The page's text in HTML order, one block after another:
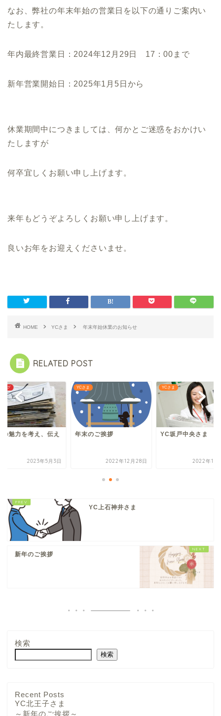
なお、弊社の年末年始の営業日を以下の通りご案内い
たします。
年内最終営業日：2024年12月29日 17：00まで
新年営業開始日：2025年1月5日から
休業期間中につきましては、何かとご迷惑をおかけい
たしますが
何卒宜しくお願い申し上げます。
来年もどうぞよろしくお願い申し上げます。
良いお年をお迎えくださいませ。
HOME YCさま 年末年始休業のお知らせ
RELATED POST
ログ
の魅力を考え、伝え
2023年5月3日
YCさま
年末のご挨拶
2022年12月28日
YCさま
YC坂戸中央さま
2022年10
YC上石神井さま
新年のご挨拶
検索
検索
Recent Posts
YC北王子さま
～新年のご挨拶～